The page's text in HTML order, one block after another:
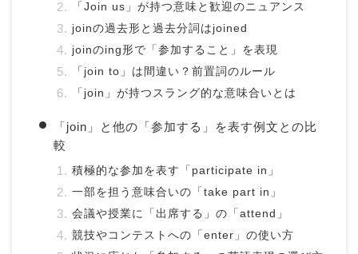
「Join us」が持つ意味と歓迎のニュアンス
joinの過去形と過去分詞はjoined
joinのing形で「参加すること」を表現
「join to」は間違い？前置詞のルール
「join」が持つスラング的な意味合いとは
「join」と他の「参加する」を表す例文との比
較
積極的な参加を表す「participate in」
一部を担う意味合いの「take part in」
会議や授業に「出席する」の「attend」
競技やコンテストへの「enter」の使い方